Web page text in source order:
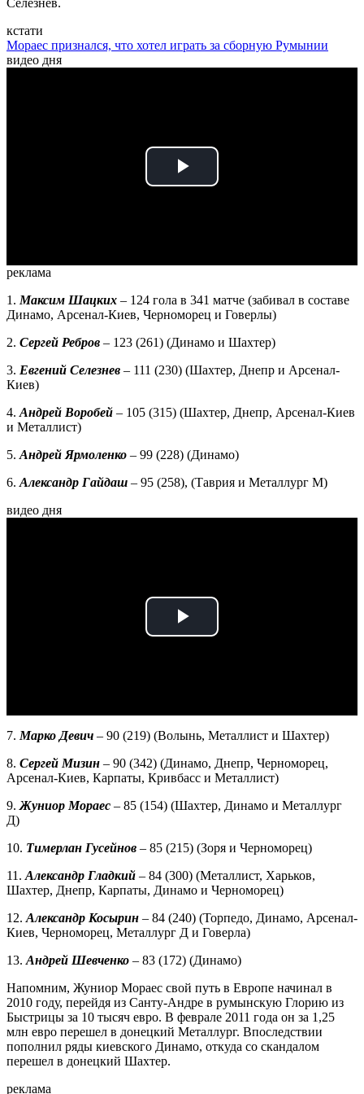
Селезнев.
кстати
Мораес признался, что хотел играть за сборную Румынии
видео дня
Play
реклама
1.Максим Шацких – 124 гола в 341 матче (забивал в составе
Динамо, Арсенал-Киев, Черноморец и Говерлы)
2. Сергей Ребров – 123 (261) (Динамо и Шахтер)
3. Евгений Селезнев – 111 (230) (Шахтер, Днепр и Арсенал-
Киев)
4.Андрей Воробей – 105 (315) (Шахтер, Днепр, Арсенал-Киев
и Металлист)
5.Андрей Ярмоленко – 99 (228) (Динамо)
6.Александр Гайдаш – 95 (258), (Таврия и Металлург М)
видео дня
Play
7.Марко Девич – 90 (219) (Волынь, Металлист и Шахтер)
8. Сергей Мизин – 90 (342) (Динамо, Днепр, Черноморец,
Арсенал-Киев, Карпаты, Кривбасс и Металлист)
9.Жуниор Мораес – 85 (154) (Шахтер, Динамо и Металлург
Д)
10. Тимерлан Гусейнов – 85 (215) (Зоря и Черноморец)
11.Александр Гладкий – 84 (300) (Металлист, Харьков,
Шахтер, Днепр, Карпаты, Динамо и Черноморец)
12.Александр Косырин – 84 (240) (Торпедо, Динамо, Арсенал-
Киев, Черноморец, Металлург Д и Говерла)
13.Андрей Шевченко – 83 (172) (Динамо)
Напомним, Жуниор Мораес свой путь в Европе начинал в
2010 году, перейдя из Санту-Андре в румынскую Глорию из
Быстрицы за 10 тысяч евро. В феврале 2011 года он за 1,25
млн евро перешел в донецкий Металлург. Впоследствии
пополнил ряды киевского Динамо, откуда со скандалом
перешел в донецкий Шахтер.
реклама